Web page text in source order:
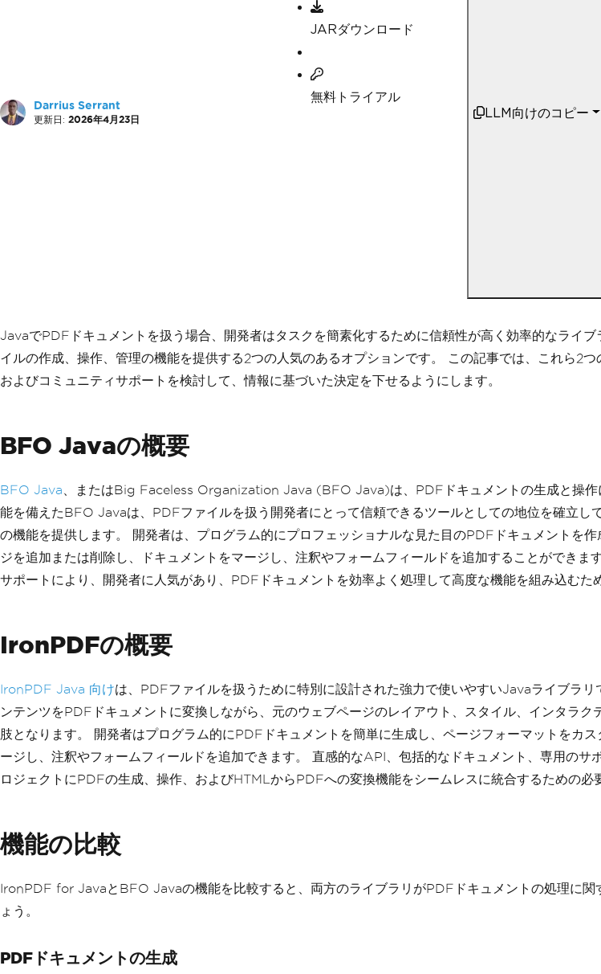
Darrius Serrant
更新日: 2026年4月23日
JARダウンロード
無料トライアル
LLM向けのコピー
JavaでPDFドキュメントを扱う場合、開発者はタスクを簡素化するために信頼性が高く効率的なラ
イルの作成、操作、管理の機能を提供する2つの人気のあるオプションです。 この記事では、これら2
およびコミュニティサポートを検討して、情報に基づいた決定を下せるようにします。
BFO Javaの概要
BFO Java 、またはBig Faceless Organization Java (BFO Java)は、PDFドキュメントの生成と操
能を備えたBFO Javaは、PDFファイルを扱う開発者にとって信頼できるツールとしての地位を確立
の機能を提供します。 開発者は、プログラム的にプロフェッショナルな見た目のPDFドキュメントを
ジを追加または削除し、ドキュメントをマージし、注釈やフォームフィールドを追加することができ
サポートにより、開発者に人気があり、PDFドキュメントを効率よく処理して高度な機能を組み込むた
IronPDFの概要
IronPDF Java 向けは、PDFファイルを扱うために特別に設計された強力で使いやすいJavaライブラ
ンテンツをPDFドキュメントに変換しながら、元のウェブページのレイアウト、スタイル、インタラ
肢となります。 開発者はプログラム的にPDFドキュメントを簡単に生成し、ページフォーマットをカ
ージし、注釈やフォームフィールドを追加できます。 直感的なAPI、包括的なドキュメント、専用の
ロジェクトにPDFの生成、操作、およびHTMLからPDFへの変換機能をシームレスに統合するための必
機能の比較
IronPDF for JavaとBFO Javaの機能を比較すると、両方のライブラリがPDFドキュメントの処理に
ょう。
PDFドキュメントの生成